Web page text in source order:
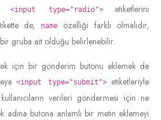
<input type="radio">etiketlerini
de,
nameözelliği farklı olmalıdır,
gruba ait olduğu belirlenebilir.
için bir gönderim butonu eklemek de
<input type="submit">etiketleriyle
verileri göndermesi için ne
adına butona anlamlı bir metin eklemeyi